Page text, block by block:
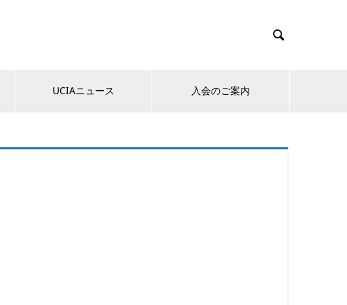

UCIAニュース 入会のご案内